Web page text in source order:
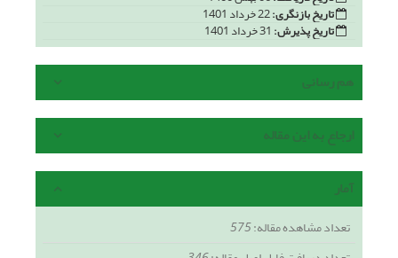
تاریخ بازنگری:
تاریخ پذیرش:
هم رسانی
ارجاع به این مقاله
آمار
تعداد مشاهده مقاله:575